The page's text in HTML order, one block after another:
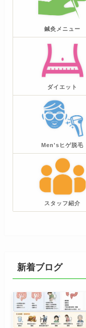
鍼灸メニュー
ダイエット
Men'sヒゲ脱毛
スタッフ紹介
新着ブログ